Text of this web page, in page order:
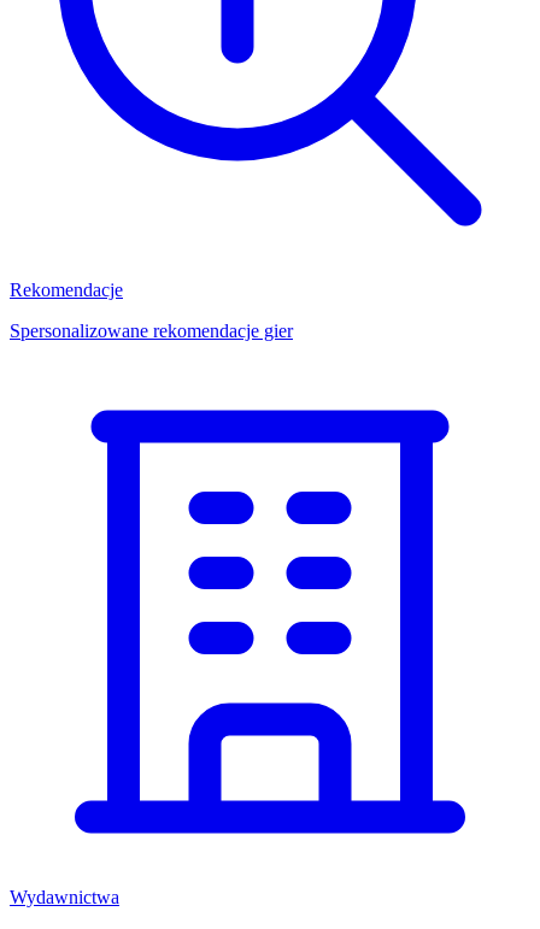
Rekomendacje
Spersonalizowane rekomendacje gier
Wydawnictwa